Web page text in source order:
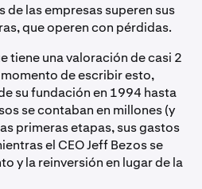
de las empresas superen sus
que operen con pérdidas.
tiene una valoración de casi 2
de escribir esto,
su fundación en 1994 hasta
se contaban en millones (y
primeras etapas, sus gastos
el CEO Jeff Bezos se
y la reinversión en lugar de la